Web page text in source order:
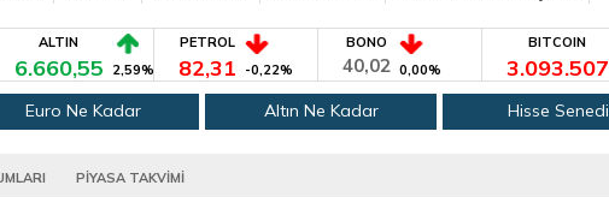
ALTIN
6.660,55 2,59%
PETROL
82,31 -0,22%
BONO
40,02 0,00%
BITCOIN
3.093.507
Euro Ne Kadar Altın Ne Kadar Hisse Senedi
PİYASA TAKVİMİ